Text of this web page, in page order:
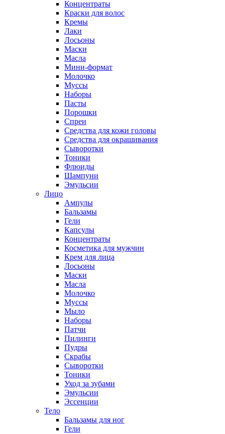
Концентраты
Краски для волос
Кремы
Лаки
Лосьоны
Маски
Масла
Мини-формат
Молочко
Муссы
Наборы
Пасты
Порошки
Спреи
Средства для кожи головы
Средства для окрашивания
Сыворотки
Тоники
Флюиды
Шампуни
Эмульсии
Лицо
Ампулы
Бальзамы
Гели
Капсулы
Концентраты
Косметика для мужчин
Крем для лица
Лосьоны
Маски
Масла
Молочко
Муссы
Мыло
Наборы
Патчи
Пилинги
Пудры
Скрабы
Сыворотки
Тоники
Уход за зубами
Эмульсии
Эссенции
Тело
Бальзамы для ног
Гели